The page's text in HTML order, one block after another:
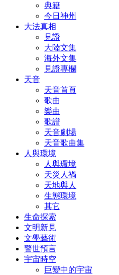
典籍
今日神州
大法真相
見證
大陸文集
海外文集
見證專欄
天音
天音首頁
歌曲
樂曲
歌譜
天音劇場
天音歌曲集
人與環境
人與環境
天災人禍
天地與人
生態環境
其它
生命探索
文明新見
文學藝術
警世預言
宇宙時空
巨變中的宇宙